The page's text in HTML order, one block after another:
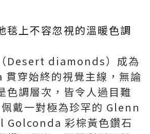
毯上不容忽視的溫暖色調
（Desert diamonds）成為
穿始終的視覺主線，無論
色調層次，皆令人過目難
戴一對極為珍罕的 Glenn
彩棕黃色鑽石